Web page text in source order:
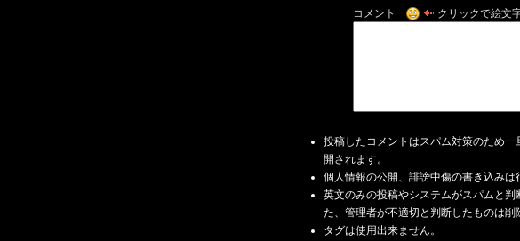
コメント クリックで絵文
投稿したコメントはスパム対策のため
開されます。
個人情報の公開、誹謗中傷の書き込みは
英文のみの投稿やシステムがスパムと判
た、管理者が不適切と判断したものは削
タグは使用出来ません。